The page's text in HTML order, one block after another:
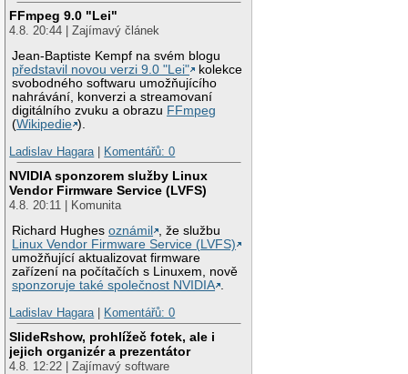
FFmpeg 9.0 "Lei"
4.8. 20:44 | Zajímavý článek
Jean-Baptiste Kempf na svém blogu
představil novou verzi 9.0 "Lei"
kolekce
svobodného softwaru umožňujícího
nahrávání, konverzi a streamovaní
digitálního zvuku a obrazu FFmpeg
(Wikipedie ).
Ladislav Hagara| Komentářů: 0
NVIDIA sponzorem služby Linux
Vendor Firmware Service (LVFS)
4.8. 20:11 | Komunita
Richard Hughesoznámil
, že službu
Linux Vendor Firmware Service (LVFS)
umožňující aktualizovat firmware
zařízení na počítačích s Linuxem, nově
sponzoruje také společnost NVIDIA .
Ladislav Hagara| Komentářů: 0
SlideRshow, prohlížeč fotek, ale i
jejich organizér a prezentátor
4.8. 12:22 | Zajímavý software